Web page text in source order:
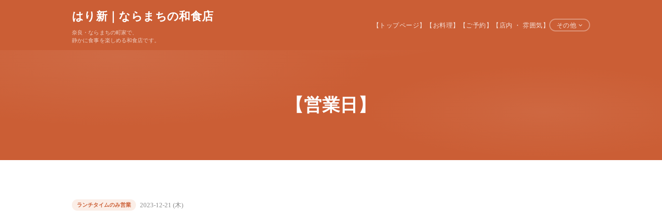
はり新｜ならまちの和食店
奈良・ならまちの町家で、
静かに食事を楽しめる和食店です。
【トップページ】 【お料理】 【ご予約】 【店内 ・ 雰囲気】 その他
【営業日】
ランチタイムのみ営業 2023-12-21 (木)